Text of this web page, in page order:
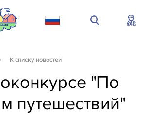
К списку новостей
"По
путешествий"